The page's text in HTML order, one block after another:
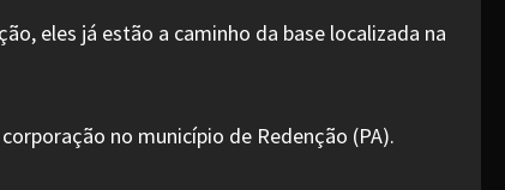
eles já estão a caminho da base localizada na
no município de Redenção (PA).